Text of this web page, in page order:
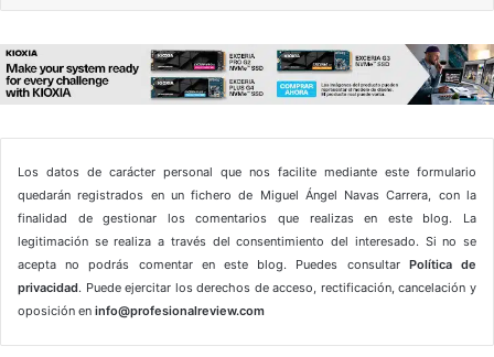
Los datos de carácter personal que nos facilite mediante este formulario
quedarán registrados en un fichero de Miguel Ángel Navas Carrera, con la
finalidad de gestionar los comentarios que realizas en este blog. La
legitimación se realiza a través del consentimiento del interesado. Si no se
acepta no podrás comentar en este blog. Puedes consultar Política de
privacidad. Puede ejercitar los derechos de acceso, rectificación, cancelación y
oposición en info@profesionalreview.com